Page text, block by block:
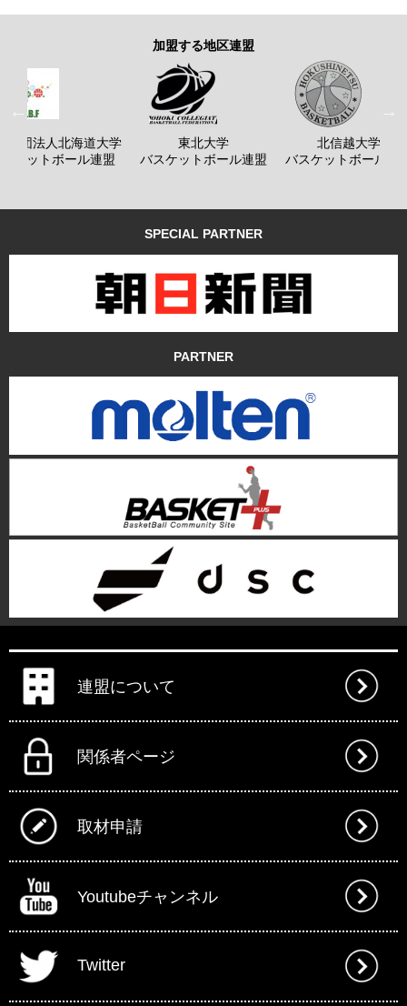
加盟する地区連盟
社団法人北海道大学
ケットボール連盟
東北大学
バスケットボール連盟
北信越大学
バスケットボール連
SPECIAL PARTNER
PARTNER
連盟について
関係者ページ
取材申請
Youtubeチャンネル
Twitter